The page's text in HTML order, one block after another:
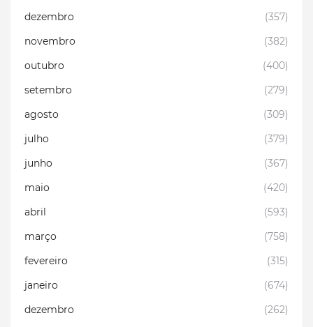
dezembro
(357)
novembro
(382)
outubro
(400)
setembro
(279)
agosto
(309)
julho
(379)
junho
(367)
maio
(420)
abril
(593)
março
(758)
fevereiro
(315)
janeiro
(674)
dezembro
(262)